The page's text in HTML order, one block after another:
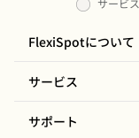
サービス
FlexiSpotについて
サービス
サポート